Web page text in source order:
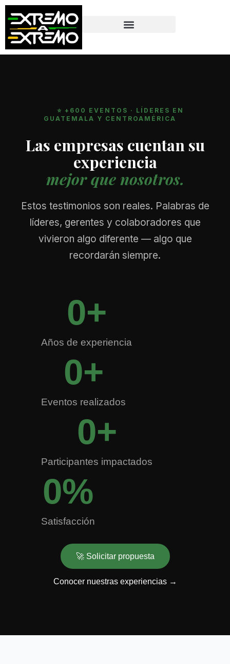
contenido
⭐ +600 EVENTOS · LÍDERES EN
GUATEMALA Y CENTROAMÉRICA
Las empresas cuentan su
experiencia
mejor que nosotros.
Estos testimonios son reales. Palabras de
líderes, gerentes y colaboradores que
vivieron algo diferente — algo que
recordarán siempre.
Años de experiencia
0+
Eventos realizados
0+
Participantes impactados
0+
Satisfacción
0%
🚀 Solicitar propuesta
Conocer nuestras experiencias →